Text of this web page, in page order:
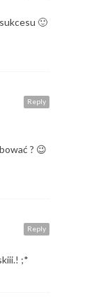
🙂
Reply
? 😉
Reply
;*